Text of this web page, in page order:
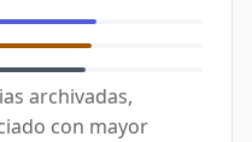
archivadas,
con mayor